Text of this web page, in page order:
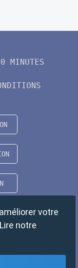
MINUTES
votre
notre